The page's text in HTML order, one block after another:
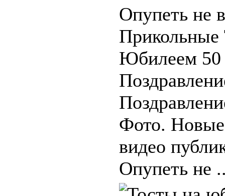
Опупеть не
Юбилеем
Фото. Новые
видео
Опупеть не